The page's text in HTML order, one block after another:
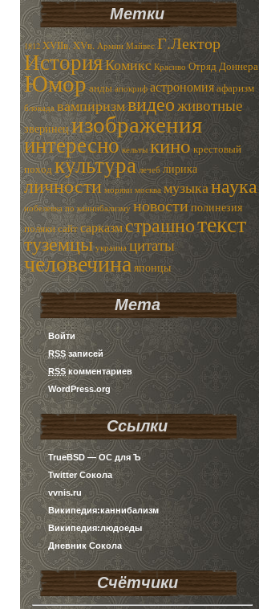
Метки
1812 XVIIв.XVв. Армин Майвес Г.Лектор
ИсторияКомикс Красиво Отряд Доннера
Юморанды апокриф астрономияафаризм
блокада вампиризмвидеоживотные
зверинецизображения
интересно кельты кино крестовый
поход культура лечеб лирика
личности моряки москва музыканаука
нобелевка по каннибализму новостиполинезия
полякисайтсарказмстрашнотекст
туземцы украина цитаты
человечинаяпонцы
Мета
Войти
RSSзаписей
RSSкомментариев
WordPress.org
Ссылки
TrueBSD — ОС для Ъ
Twitter Сокола
vvnis.ru
Википедия:каннибализм
Википедия:людоеды
Дневник Сокола
Счётчики